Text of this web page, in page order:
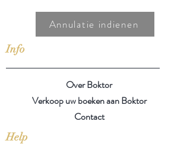
Annulatie indienen
Info
Over Boktor
Verkoop uw boeken aan Boktor
Contact
Help